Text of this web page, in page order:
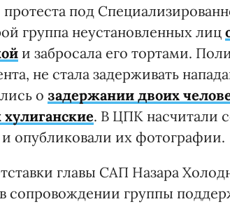
под
группа неустановленных лиц
и забросала его тортами.
не стала задерживать
о задержании двоих
. В ЦПК насчитали
опубликовали их фотографии.
главы САП Назара
сопровождении группы